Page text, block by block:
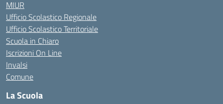
MIUR
Ufficio Scolastico Regionale
Ufficio Scolastico Territoriale
Scuola in Chiaro
Iscrizioni On Line
Invalsi
Comune
La Scuola